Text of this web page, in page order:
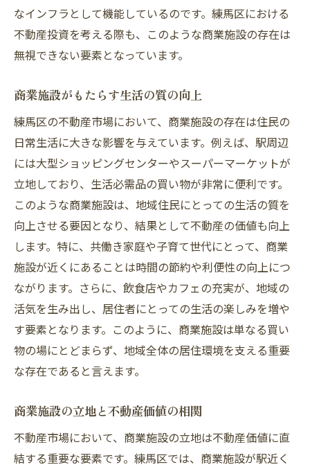
なインフラとして機能しているのです。練馬区における
不動産投資を考える際も、このような商業施設の存在は
無視できない要素となっています。
商業施設がもたらす生活の質の向上
練馬区の不動産市場において、商業施設の存在は住民の
日常生活に大きな影響を与えています。例えば、駅周辺
には大型ショッピングセンターやスーパーマーケットが
立地しており、生活必需品の買い物が非常に便利です。
このような商業施設は、地域住民にとっての生活の質を
向上させる要因となり、結果として不動産の価値も向上
します。特に、共働き家庭や子育て世代にとって、商業
施設が近くにあることは時間の節約や利便性の向上につ
ながります。さらに、飲食店やカフェの充実が、地域の
活気を生み出し、居住者にとっての生活の楽しみを増や
す要素となります。このように、商業施設は単なる買い
物の場にとどまらず、地域全体の居住環境を支える重要
な存在であると言えます。
商業施設の立地と不動産価値の相関
不動産市場において、商業施設の立地は不動産価値に直
結する重要な要素です。練馬区では、商業施設が駅近く